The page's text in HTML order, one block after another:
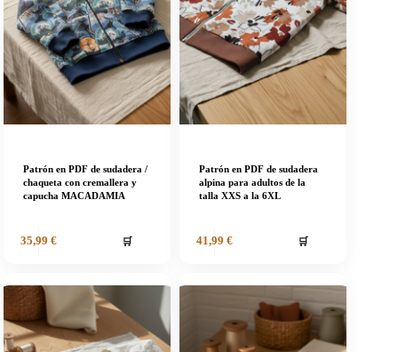
Patrón en PDF de sudadera /
chaqueta con cremallera y
capucha MACADAMIA
35,99 € 🛒
Patrón en PDF de sudadera
alpina para adultos de la
talla XXS a la 6XL
41,99 € 🛒